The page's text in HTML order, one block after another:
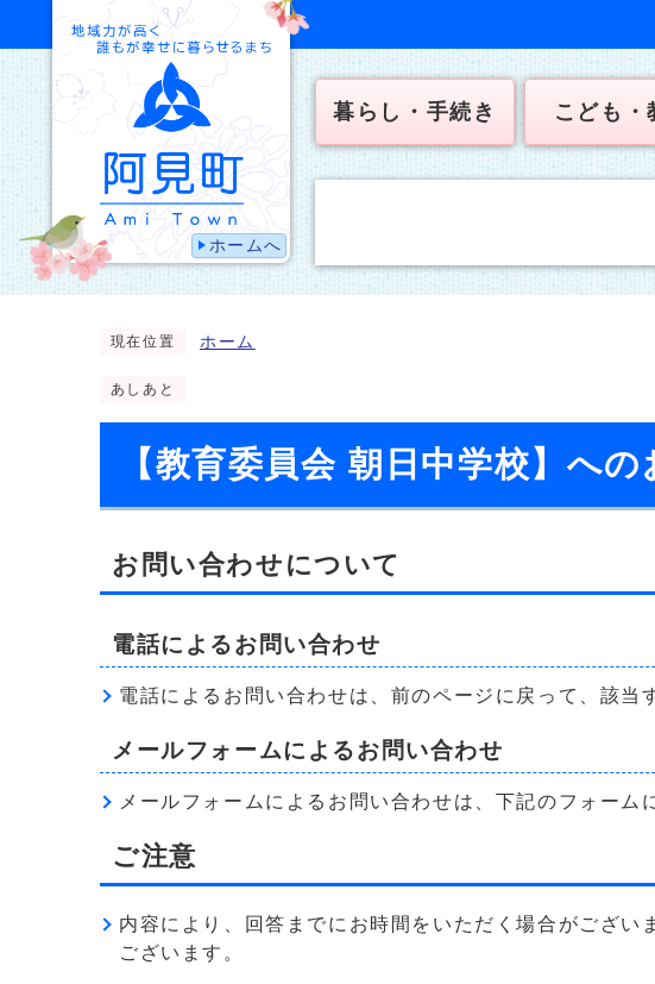
ホームへ
暮らし・手続き こども・
現在位置 ホーム
あしあと
【教育委員会 朝日中学校】へ
お問い合わせについて
電話によるお問い合わせ
電話によるお問い合わせは、前のページに戻って、該当
メールフォームによるお問い合わせ
メールフォームによるお問い合わせは、下記のフォーム
ご注意
内容により、回答までにお時間をいただく場合がござ
ございます。